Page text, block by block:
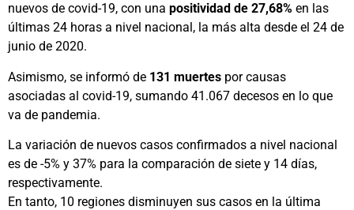
nuevos de covid-19, con una positividad de 27,68% en las
últimas 24 horas a nivel nacional, la más alta desde el 24 de
junio de 2020.
Asimismo, se informó de 131 muertes por causas
asociadas al covid-19, sumando 41.067 decesos en lo que
va de pandemia.
La variación de nuevos casos confirmados a nivel nacional
es de -5% y 37% para la comparación de siete y 14 días,
respectivamente.
En tanto, 10 regiones disminuyen sus casos en la última